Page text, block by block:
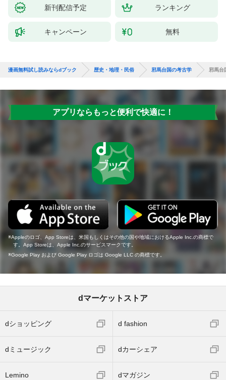
新刊配信予定 ランキング
キャンペーン 無料
漫画無料試し読みならdブック 歴史・地理・民俗 邪馬台国の考古学 邪馬台
アプリならもっと便利で快適に！
Appleのロゴ、App Storeは、米国もしくはその他の国や地域におけるApple Inc.の商標で
す。App Storeは、Apple Inc.のサービスマークです。
Google Play および Google Play ロゴは Google LLC の商標です。
dマーケットストア
dショッピング d fashion
dミュージック dカーシェア
Lemino dマガジン